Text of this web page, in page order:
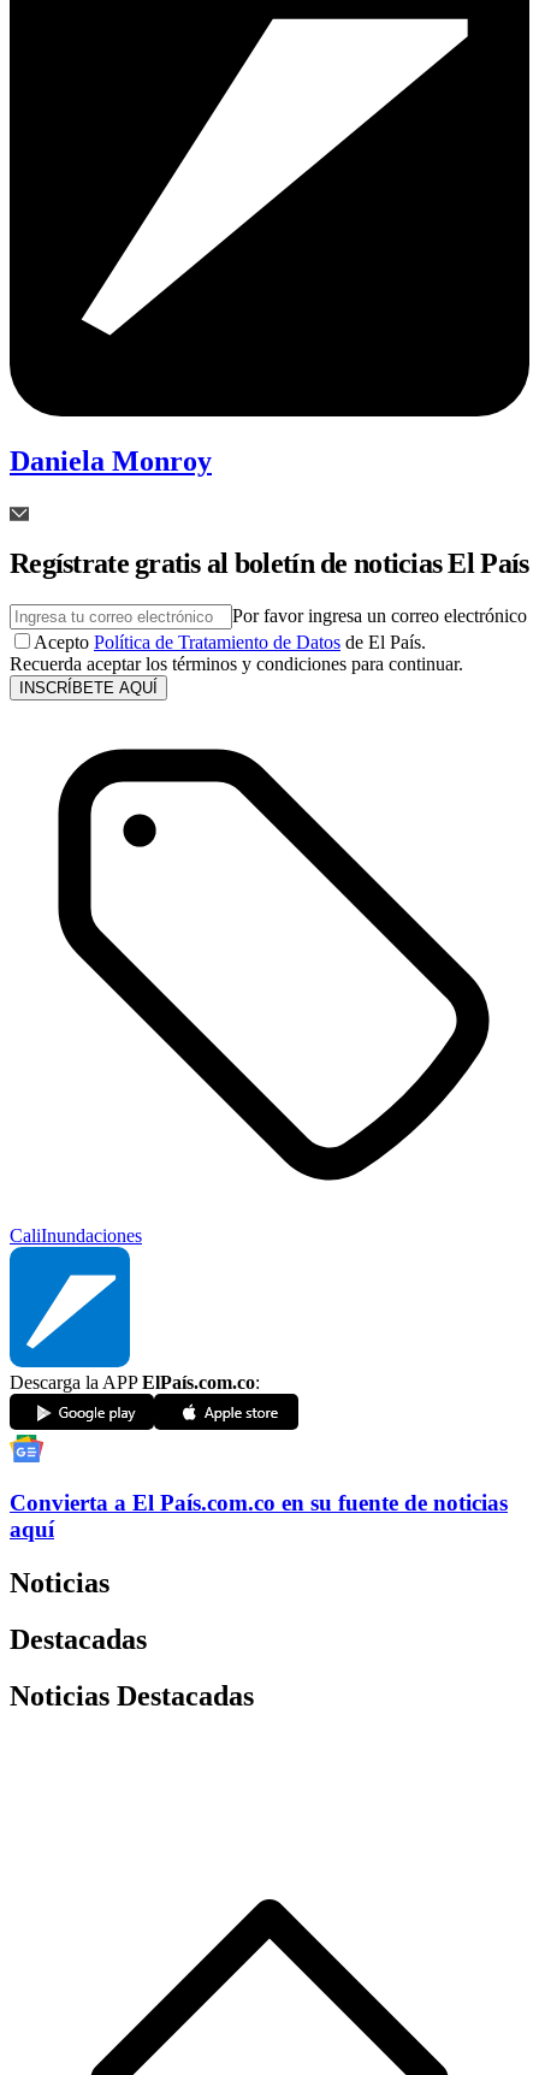
Daniela Monroy
Regístrate gratis al boletín de noticias El País
Por favor ingresa un correo electrónico
Acepto Política de Tratamiento de Datos de El País.
Recuerda aceptar los términos y condiciones para continuar.
INSCRÍBETE AQUÍ
CaliInundaciones
Descarga la APPElPaís.com.co:
Convierta a El País.com.co en su fuente de noticias
aquí
Noticias
Destacadas
Noticias Destacadas